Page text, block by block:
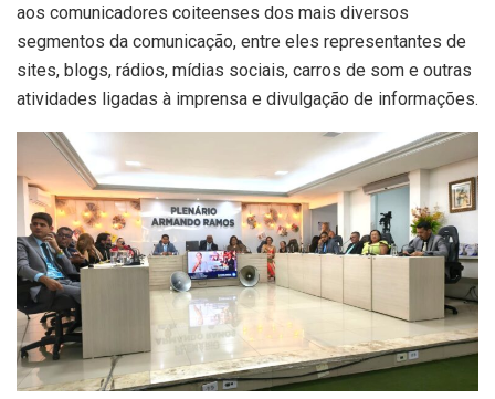
aos comunicadores coiteenses dos mais diversos
segmentos da comunicação, entre eles representantes de
sites, blogs, rádios, mídias sociais, carros de som e outras
atividades ligadas à imprensa e divulgação de informações.